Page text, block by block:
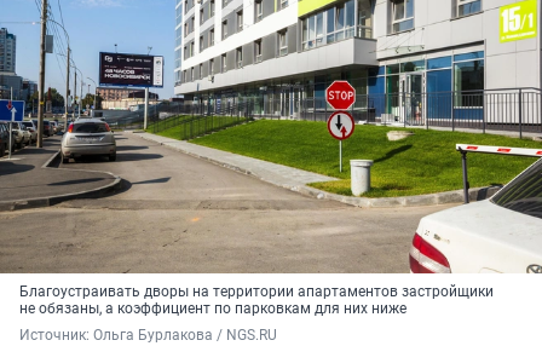
Благоустраивать дворы на территории апартаментов застройщики
не обязаны, а коэффициент по парковкам для них ниже
Источник: Ольга Бурлакова / NGS.RU